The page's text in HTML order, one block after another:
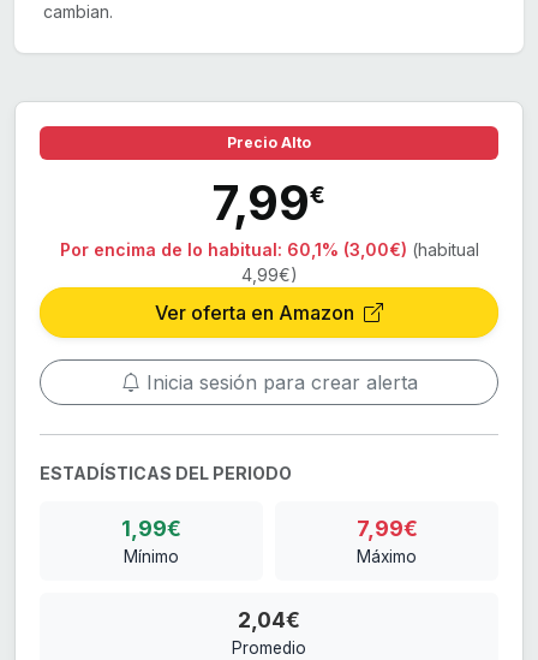
cambian.
Precio Alto
7,99€
Por encima de lo habitual: 60,1% (3,00€) (habitual
4,99€)
Ver oferta en Amazon
Inicia sesión para crear alerta
ESTADÍSTICAS DEL PERIODO
1,99€
Mínimo
7,99€
Máximo
2,04€
Promedio